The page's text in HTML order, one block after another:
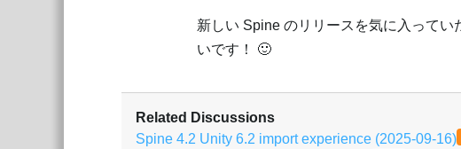
新しい Spine のリリースを気に入って
いです！ 🙂
Related Discussions
Spine 4.2 Unity 6.2 import experience (2025-09-16)